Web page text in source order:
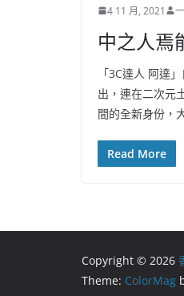
4 11 月, 2021
中之人焉
「3C達人 阿達
出，連在二次元
間的全新身份，
Read More
Copyright © 2026
Theme: ColorMag